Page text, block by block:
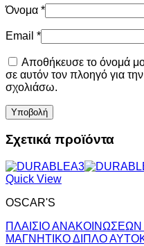
Όνομα *
Email *
Αποθήκευσε το όνομά
σε αυτόν τον πλοηγό για
σχολιάσω.
Σχετικά προϊόντα
Quick View
OSCAR'S
ΠΛΑΙΣΙΟ ΑΝΑΚΟΙΝΩΣΕΩΝ
ΜΑΓΝΗΤΙΚΟ ΔΙΠΛΟ